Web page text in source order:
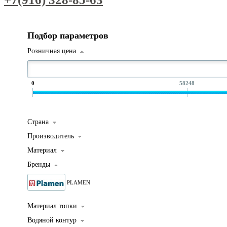
Подбор параметров
Розничная цена
0 58248
Страна
Производитель
Материал
Бренды
PLAMEN
Материал топки
Водяной контур